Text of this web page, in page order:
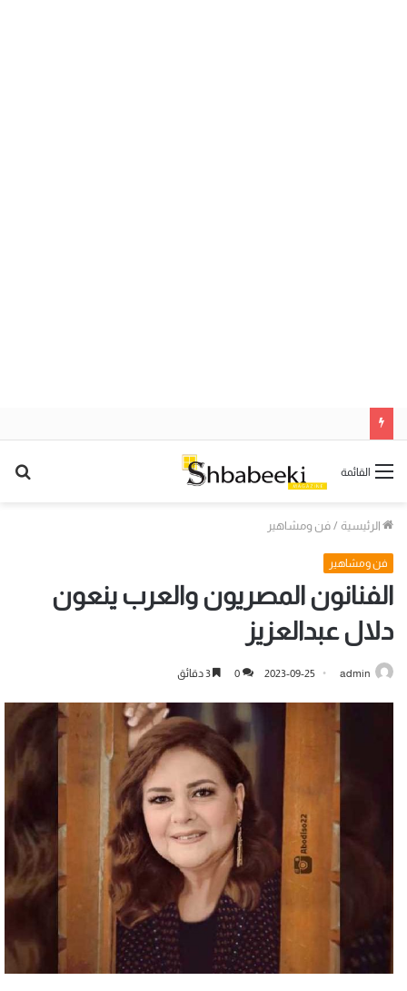
القائمة
الرئيسية / فن ومشاهير
فن ومشاهير
الفنانون المصريون والعرب ينعون
دلال عبدالعزيز
admin
2023-09-25
0